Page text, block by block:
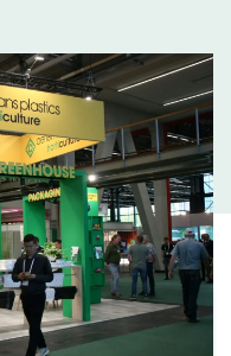
Group